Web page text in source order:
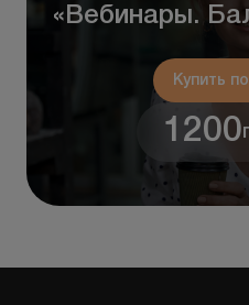
«Вебинары.
Купить
1200